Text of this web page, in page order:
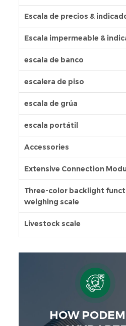
Escala de precios &
Escala impermeable &
escala de banco
escalera de piso
escala de grúa
escala portátil
Accessories
Extensive Connection
Three-color backlight
weighing scale
Livestock scale
HOW